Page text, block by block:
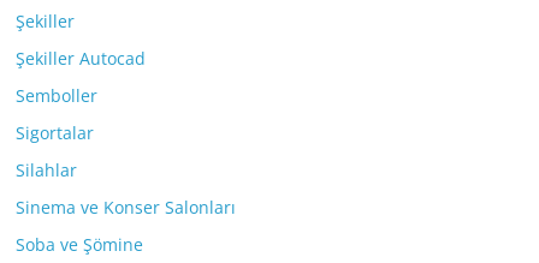
Şekiller
Şekiller Autocad
Semboller
Sigortalar
Silahlar
Sinema ve Konser Salonları
Soba ve Şömine